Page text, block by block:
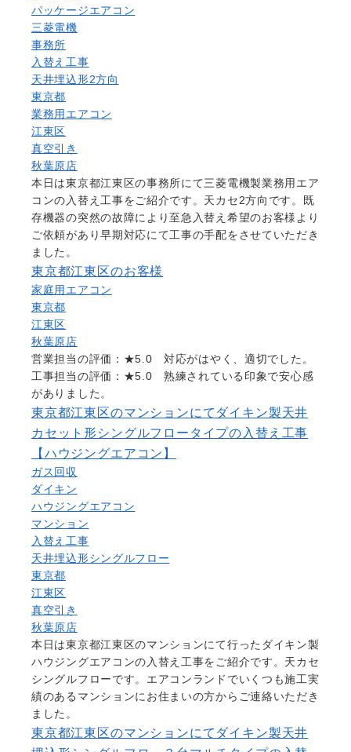
パッケージエアコン
三菱電機
事務所
入替え工事
天井埋込形2方向
東京都
業務用エアコン
江東区
真空引き
秋葉原店
本日は東京都江東区の事務所にて三菱電機製業務用エア
コンの入替え工事をご紹介です。天カセ2方向です。既
存機器の突然の故障により至急入替え希望のお客様より
ご依頼があり早期対応にて工事の手配をさせていただき
ました。
東京都江東区のお客様
家庭用エアコン
東京都
江東区
秋葉原店
営業担当の評価：★5.0 対応がはやく、適切でした。
工事担当の評価：★5.0 熟練されている印象で安心感
がありました。
東京都江東区のマンションにてダイキン製天井
カセット形シングルフロータイプの入替え工事
【ハウジングエアコン】
ガス回収
ダイキン
ハウジングエアコン
マンション
入替え工事
天井埋込形シングルフロー
東京都
江東区
真空引き
秋葉原店
本日は東京都江東区のマンションにて行ったダイキン製
ハウジングエアコンの入替え工事をご紹介です。天カセ
シングルフローです。エアコンランドでいくつも施工実
績のあるマンションにお住まいの方からご連絡いただき
ました。
東京都江東区のマンションにてダイキン製天井